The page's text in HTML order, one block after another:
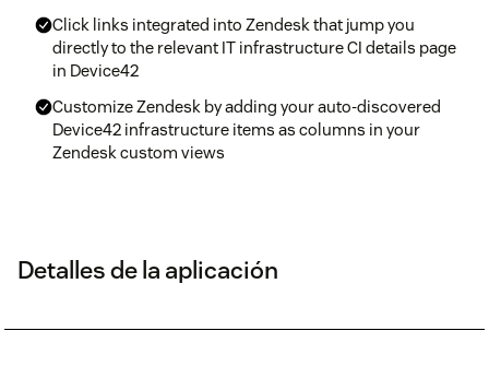
Click links integrated into Zendesk that jump you
directly to the relevant IT infrastructure CI details page
in Device42
Customize Zendesk by adding your auto-discovered
Device42 infrastructure items as columns in your
Zendesk custom views
Detalles de la aplicación